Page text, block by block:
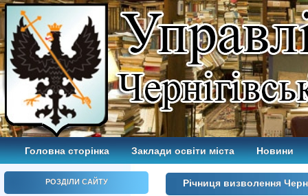
Головна сторінка Заклади освіти міста Новини
РОЗДІЛИ САЙТУ Річниця визволення